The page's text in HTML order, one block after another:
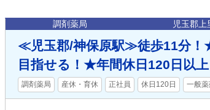
調剤薬局 児玉郡上
≪児玉郡/神保原駅≫徒歩11分！
目指せる！★年間休日120日以
調剤薬局 産休・育休 正社員 休日120日 一般